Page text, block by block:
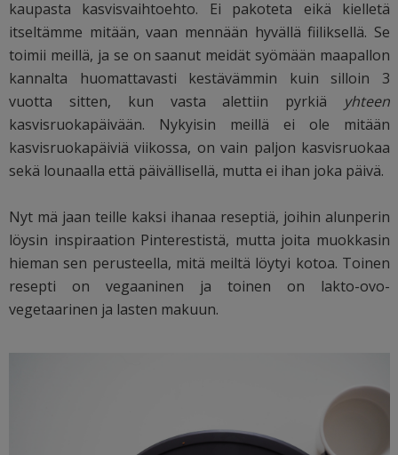
kaupasta kasvisvaihtoehto. Ei pakoteta eikä kielletä
itseltämme mitään, vaan mennään hyvällä fiiliksellä. Se
toimii meillä, ja se on saanut meidät syömään maapallon
kannalta huomattavasti kestävämmin kuin silloin 3
vuotta sitten, kun vasta alettiin pyrkiä yhteen
kasvisruokapäivään. Nykyisin meillä ei ole mitään
kasvisruokapäiviä viikossa, on vain paljon kasvisruokaa
sekä lounaalla että päivällisellä, mutta ei ihan joka päivä.
Nyt mä jaan teille kaksi ihanaa reseptiä, joihin alunperin
löysin inspiraation Pinterestistä, mutta joita muokkasin
hieman sen perusteella, mitä meiltä löytyi kotoa. Toinen
resepti on vegaaninen ja toinen on lakto-ovo-
vegetaarinen ja lasten makuun.